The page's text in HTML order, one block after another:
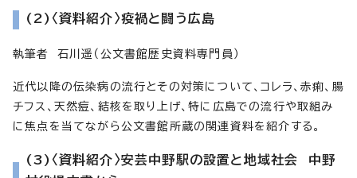
(2)〈資料紹介〉疫禍と闘う広島
執筆者 石川遥（公文書館歴史資料専門員）
近代以降の伝染病の流行とその対策について、コレラ、赤痢、腸
チフス、天然痘、結核を取り上げ、特に広島での流行や取組み
に焦点を当てながら公文書館所蔵の関連資料を紹介する。
(3)〈資料紹介〉安芸中野駅の設置と地域社会 中野